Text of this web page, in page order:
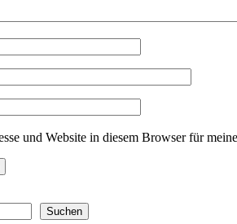
und Website in diesem Browser für
Suchen